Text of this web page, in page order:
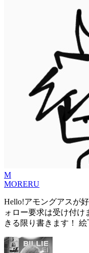
M
MORERU
Hello!アモングアスが
ォロー要求は受け付
きる限り書きます！ 絵